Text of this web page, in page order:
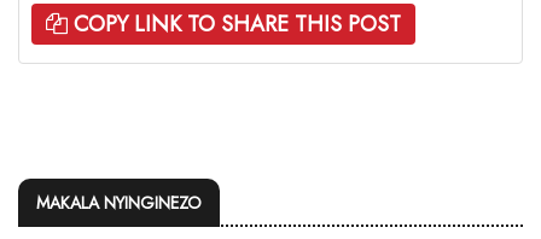
COPY LINK TO SHARE THIS POST
MAKALA NYINGINEZO